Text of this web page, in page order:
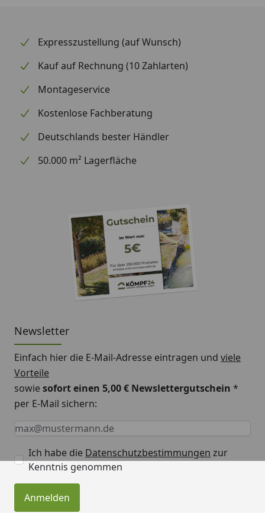
Expresszustellung (auf Wunsch)
Kauf auf Rechnung (10 Zahlarten)
Montageservice
Kostenlose Fachberatung
Deutschlands bester Händler
50.000 m² Lagerfläche
Newsletter
Einfach hier die E-Mail-Adresse eintragen und viele
Vorteile
sowiesofort einen 5,00 € Newslettergutschein *
per E-Mail sichern:
Keine Eingabe erforderlich
Eingabe erforderlich
E-Mail *
Ich habe die Datenschutzbestimmungen zur
Kenntnis genommen
Anmelden